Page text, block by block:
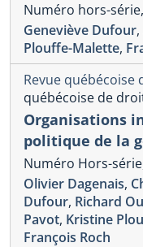
Numéro hors-
Geneviève Dufour,
Plouffe-Malette,
Revue
québécoise de
Organisations
politique de la
Numéro Hors-
Olivier Dagenais,
Dufour, Richard
Pavot, Kristine
François Roch